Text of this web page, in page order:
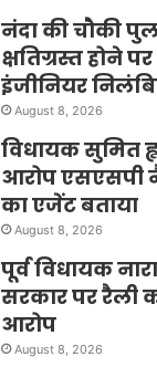
नंदा की चौकी पुल
क्षतिग्रस्त होने
इंजीनियर
August 8, 2026
विधायक सुमित
आरोप एसएसपी
का एजेंट बताया
August 8, 2026
पूर्व विधायक
सरकार पर रैली
आरोप
August 8, 2026